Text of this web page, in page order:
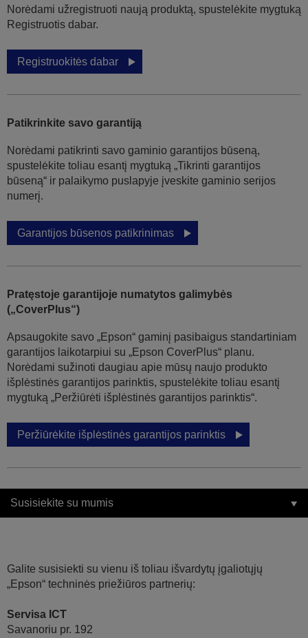
Norėdami užregistruoti naują produktą, spustelėkite mygtuką
Registruotis dabar.
Registruokitės dabar
Patikrinkite savo garantiją
Norėdami patikrinti savo gaminio garantijos būseną,
spustelėkite toliau esantį mygtuką „Tikrinti garantijos
būseną“ ir palaikymo puslapyje įveskite gaminio serijos
numerį.
Garantijos būsenos patikrinimas
Pratęstoje garantijoje numatytos galimybės
(„CoverPlus“)
Apsaugokite savo „Epson“ gaminį pasibaigus standartiniam
garantijos laikotarpiui su „Epson CoverPlus“ planu.
Norėdami sužinoti daugiau apie mūsų naujo produkto
išplėstinės garantijos parinktis, spustelėkite toliau esantį
mygtuką „Peržiūrėti išplėstinės garantijos parinktis“.
Peržiūrėkite išplėstinės garantijos parinktis
Susisiekite su mumis
Galite susisiekti su vienu iš toliau išvardytų įgaliotųjų
„Epson“ techninės priežiūros partnerių:
Servisa ICT
Savanoriu pr. 192